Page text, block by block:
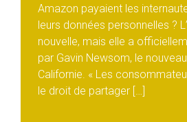
Amazon payaient les
leurs données personnelles ?
nouvelle, mais elle a
par Gavin Newsom, le
Californie. « Les
le droit de partager […]